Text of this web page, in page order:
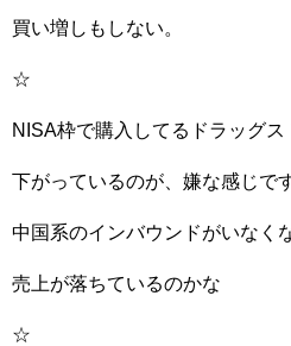
買い増しもしない。
☆
NISA枠で購入してるドラッグス
下がっているのが、嫌な感じです
中国系のインバウンドがいなく
売上が落ちているのかな
☆